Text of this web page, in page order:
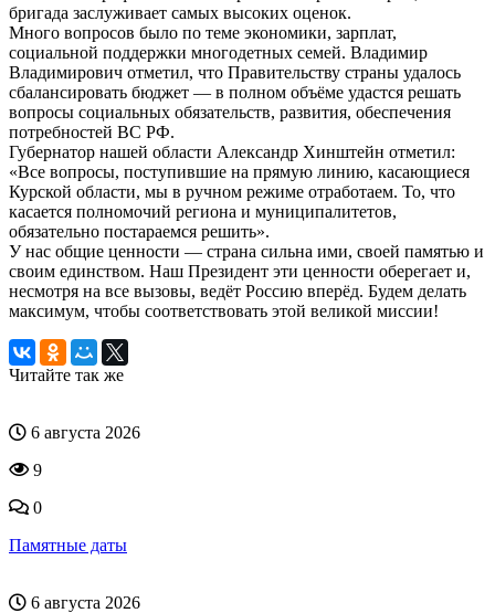
бригада заслуживает самых высоких оценок.
Много вопросов было по теме экономики, зарплат,
социальной поддержки многодетных семей. Владимир
Владимирович отметил, что Правительству страны удалось
сбалансировать бюджет — в полном объёме удастся решать
вопросы социальных обязательств, развития, обеспечения
потребностей ВС РФ.
Губернатор нашей области Александр Хинштейн отметил:
«Все вопросы, поступившие на прямую линию, касающиеся
Курской области, мы в ручном режиме отработаем. То, что
касается полномочий региона и муниципалитетов,
обязательно постараемся решить».
У нас общие ценности — страна сильна ими, своей памятью и
своим единством. Наш Президент эти ценности оберегает и,
несмотря на все вызовы, ведёт Россию вперёд. Будем делать
максимум, чтобы соответствовать этой великой миссии!
Читайте так же
6 августа 2026
9
0
Памятные даты
6 августа 2026